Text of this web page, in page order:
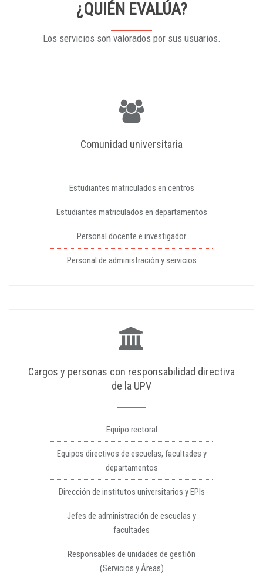
¿QUIÉN EVALÚA?
Los servicios son valorados por sus usuarios.
Comunidad universitaria
Estudiantes matriculados en centros
Estudiantes matriculados en departamentos
Personal docente e investigador
Personal de administración y servicios
Cargos y personas con responsabilidad directiva
de la UPV
Equipo rectoral
Equipos directivos de escuelas, facultades y
departamentos
Dirección de institutos universitarios y EPIs
Jefes de administración de escuelas y
facultades
Responsables de unidades de gestión
(Servicios y Áreas)